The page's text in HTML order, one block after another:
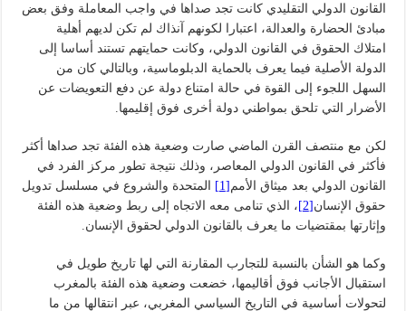
القانون الدولي التقليدي كانت تجد صداها في واجب المعاملة وفق بعض
مبادئ الحضارة والعدالة، اعتبارا لكونهم آنذاك لم تكن لديهم أهلية
امتلاك الحقوق في القانون الدولي، وكانت حمايتهم تستند أساسا إلى
الدولة الأصلية فيما يعرف بالحماية الدبلوماسية، وبالتالي كان من
السهل اللجوء إلى القوة في حالة امتناع دولة عن دفع التعويضات عن
الأضرار التي تلحق بمواطني دولة أخرى فوق إقليمها.
لكن مع منتصف القرن الماضي صارت وضعية هذه الفئة تجد صداها أكثر
فأكثر في القانون الدولي المعاصر، وذلك نتيجة تطور مركز الفرد في
القانون الدولي بعد ميثاق الأمم [1]
المتحدة والشروع في مسلسل تدويل
حقوق الإنسان[2]
، الذي تنامى معه الاتجاه إلى ربط وضعية هذه الفئة
وإثارتها بمقتضيات ما يعرف بالقانون الدولي لحقوق الإنسان.
وكما هو الشأن بالنسبة للتجارب المقارنة التي لها تاريخ طويل في
استقبال الأجانب فوق أقاليمها، خضعت وضعية هذه الفئة بالمغرب
لتحولات أساسية في التاريخ السياسي المغربي، عبر انتقالها من ما